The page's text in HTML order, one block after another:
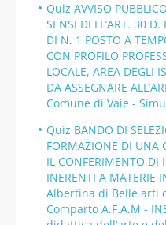
Quiz AVVISO
SENSI DELL’ART. 30
DI N. 1 POSTO A
CON PROFILO
LOCALE, AREA DEGLI
DA ASSEGNARE
Comune di Vaie -
Quiz BANDO DI
FORMAZIONE DI UNA
IL CONFERIMENTO DI
INERENTI A MATERIE
Albertina di Belle arti
Comparto A.F.A.M -